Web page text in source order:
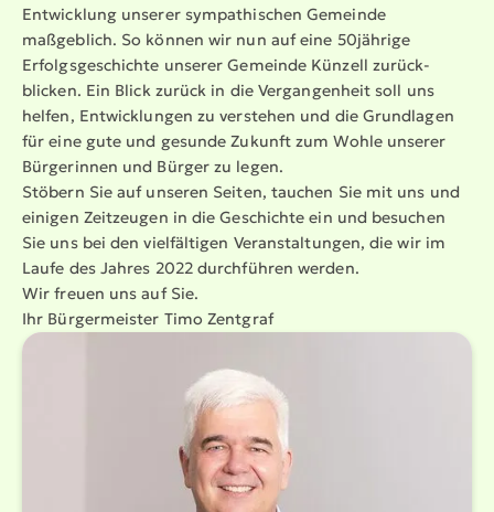
Entwicklung unserer sympa­thi­schen Gemeinde
maßgeblich. So können wir nun auf eine 50jährige
Erfolgs­ge­schichte unserer Gemeinde Künzell zurück­
blicken. Ein Blick zurück in die Vergan­genheit soll uns
helfen, Entwick­lungen zu verstehen und die Grundlagen
für eine gute und gesunde Zukunft zum Wohle unserer
Bürgerinnen und Bürger zu legen.
Stöbern Sie auf unseren Seiten, tauchen Sie mit uns und
einigen Zeitzeugen in die Geschichte ein und besuchen
Sie uns bei den vielfäl­tigen Veran­stal­tungen, die wir im
Laufe des Jahres 2022 durchführen werden.
Wir freuen uns auf Sie.
Ihr Bürger­meister Timo Zentgraf